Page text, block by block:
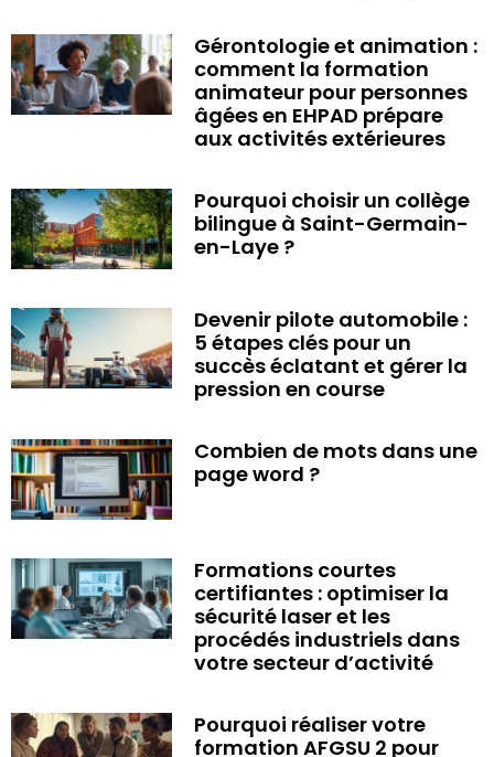
Gérontologie et animation :
comment la formation
animateur pour personnes
âgées en EHPAD prépare
aux activités extérieures
Pourquoi choisir un collège
bilingue à Saint-Germain-
en-Laye ?
Devenir pilote automobile :
5 étapes clés pour un
succès éclatant et gérer la
pression en course
Combien de mots dans une
page word ?
Formations courtes
certifiantes : optimiser la
sécurité laser et les
procédés industriels dans
votre secteur d’activité
Pourquoi réaliser votre
formation AFGSU 2 pour